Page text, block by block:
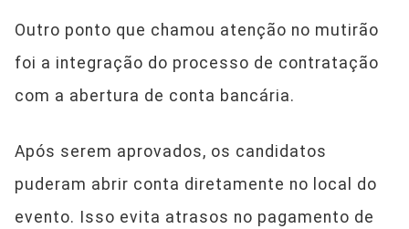
Outro ponto que chamou atenção no mutirão
foi a integração do processo de contratação
com a abertura de conta bancária.
Após serem aprovados, os candidatos
puderam abrir conta diretamente no local do
evento. Isso evita atrasos no pagamento de